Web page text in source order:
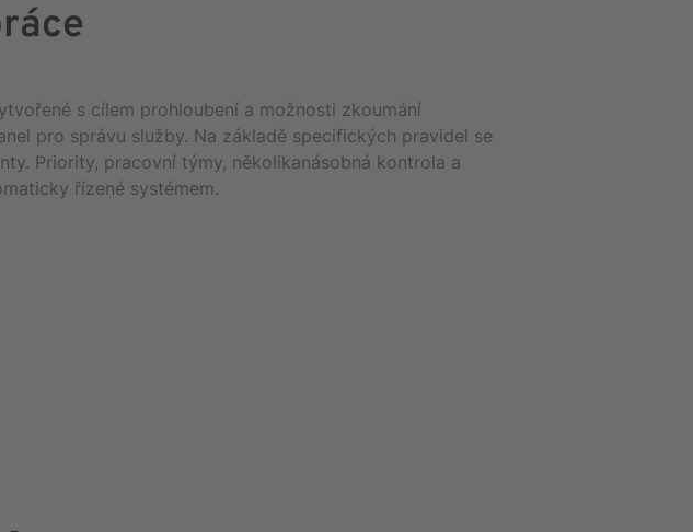
s cílem prohloubení a možnosti zkoumání
pro správu služby. Na základě specifických pravidel se
Priority, pracovní týmy, několikanásobná kontrola a
řízené systémem.